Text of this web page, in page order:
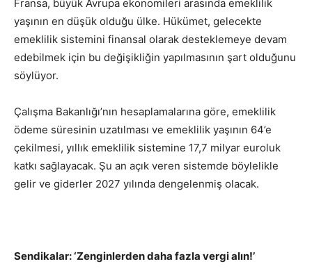
Fransa, büyük Avrupa ekonomileri arasında emeklilik
yaşının en düşük olduğu ülke. Hükümet, gelecekte
emeklilik sistemini finansal olarak desteklemeye devam
edebilmek için bu değişikliğin yapılmasının şart olduğunu
söylüyor.
Çalışma Bakanlığı’nın hesaplamalarına göre, emeklilik
ödeme süresinin uzatılması ve emeklilik yaşının 64’e
çekilmesi, yıllık emeklilik sistemine 17,7 milyar euroluk
katkı sağlayacak. Şu an açık veren sistemde böylelikle
gelir ve giderler 2027 yılında dengelenmiş olacak.
Sendikalar: ‘Zenginlerden daha fazla vergi alın!’